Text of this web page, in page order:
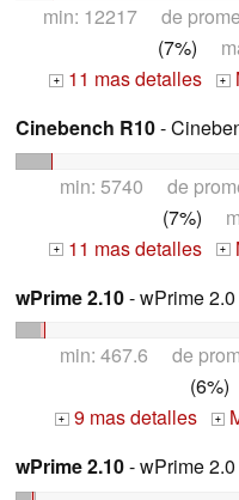
min: 12217 de
(7%)
+ 11 mas detalles +
Cinebench R10-
min: 5740 de
(7%)
+ 11 mas detalles +
wPrime 2.10- wPrime
min: 467.6 de
(6%)
+ 9 mas detalles +
wPrime 2.10- wPrime